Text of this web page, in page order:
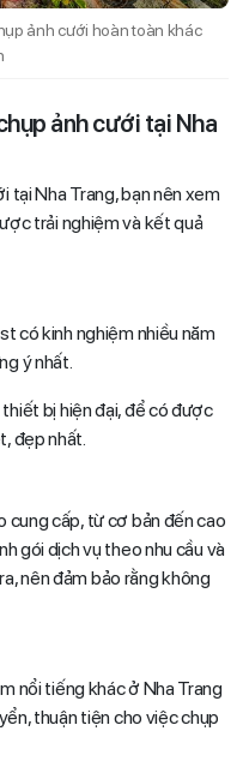
ảnh cưới hoàn toàn khác
ảnh cưới tại Nha
tại Nha Trang, bạn nên xem
trải nghiệm và kết quả
có kinh nghiệm nhiều năm
ý nhất.
bị hiện đại, để có được
đẹp nhất.
cung cấp, từ cơ bản đến cao
gói dịch vụ theo nhu cầu và
nên đảm bảo rằng không
nổi tiếng khác ở Nha Trang
thuận tiện cho việc chụp